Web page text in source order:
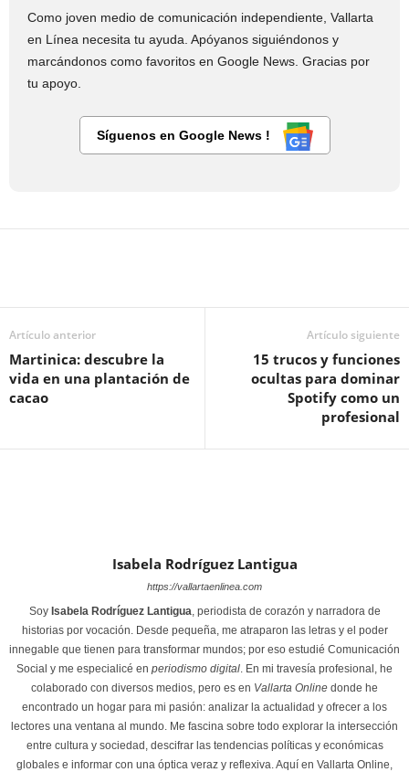
Como joven medio de comunicación independiente, Vallarta
en Línea necesita tu ayuda. Apóyanos siguiéndonos y
marcándonos como favoritos en Google News. Gracias por
tu apoyo.
Síguenos en Google News !
Artículo anterior
Martinica: descubre la
vida en una plantación de
cacao
Artículo siguiente
15 trucos y funciones
ocultas para dominar
Spotify como un
profesional
Isabela Rodríguez Lantigua
https://vallartaenlinea.com
Soy Isabela Rodríguez Lantigua , periodista de corazón y narradora de
historias por vocación. Desde pequeña, me atraparon las letras y el poder
innegable que tienen para transformar mundos; por eso estudié Comunicación
Social y me especialicé en periodismo digital . En mi travesía profesional, he
colaborado con diversos medios, pero es en Vallarta Online donde he
encontrado un hogar para mi pasión: analizar la actualidad y ofrecer a los
lectores una ventana al mundo. Me fascina sobre todo explorar la intersección
entre cultura y sociedad, descifrar las tendencias políticas y económicas
globales e informar con una óptica veraz y reflexiva. Aquí en Vallarta Online,